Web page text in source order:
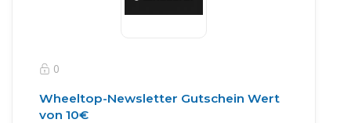
0
Wheeltop-Newsletter Gutschein Wert
von 10€